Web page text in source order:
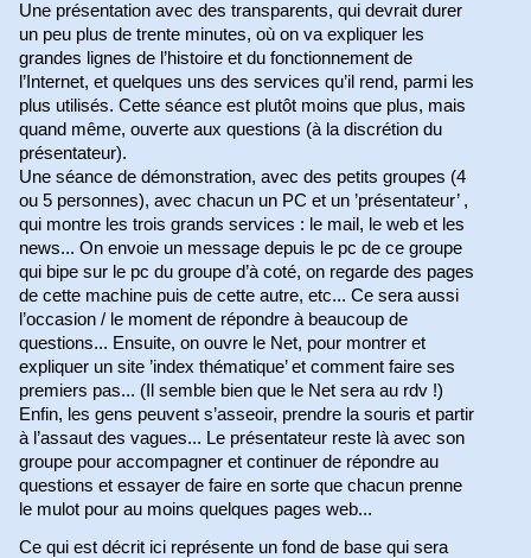
Une présentation avec des transparents, qui devrait durer
un peu plus de trente minutes, où on va expliquer les
grandes lignes de l’histoire et du fonctionnement de
l’Internet, et quelques uns des services qu’il rend, parmi les
plus utilisés. Cette séance est plutôt moins que plus, mais
quand même, ouverte aux questions (à la discrétion du
présentateur).
Une séance de démonstration, avec des petits groupes (4
ou 5 personnes), avec chacun un PC et un ’présentateur’ ,
qui montre les trois grands services : le mail, le web et les
news... On envoie un message depuis le pc de ce groupe
qui bipe sur le pc du groupe d’à coté, on regarde des pages
de cette machine puis de cette autre, etc... Ce sera aussi
l’occasion / le moment de répondre à beaucoup de
questions... Ensuite, on ouvre le Net, pour montrer et
expliquer un site ’index thématique’ et comment faire ses
premiers pas... (Il semble bien que le Net sera au rdv !)
Enfin, les gens peuvent s’asseoir, prendre la souris et partir
à l’assaut des vagues... Le présentateur reste là avec son
groupe pour accompagner et continuer de répondre au
questions et essayer de faire en sorte que chacun prenne
le mulot pour au moins quelques pages web...
Ce qui est décrit ici représente un fond de base qui sera